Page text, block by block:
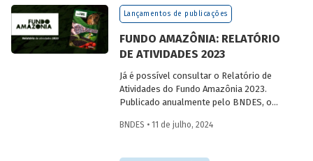
Lançamentos de publicações
FUNDO AMAZÔNIA: RELATÓRIO
DE ATIVIDADES 2023
Já é possível consultar o Relatório de
Atividades do Fundo Amazônia 2023.
Publicado anualmente pelo BNDES, o
transparência e de prestação de contas
BNDES • 11 de julho, 2024